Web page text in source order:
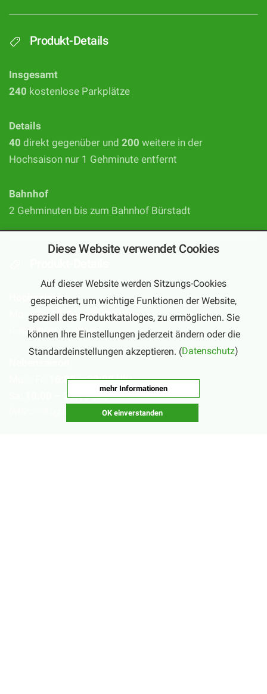
Produkt-Details
Insgesamt
240 kostenlose Parkplätze
Details
40 direkt gegenüber und 200 weitere in der
Hochsaison nur 1 Gehminute entfernt
Bahnhof
2 Gehminuten bis zum Bahnhof Bürstadt
Hochsaison
Mo – Sa:10:00 – 20:00 Uhr
(September – Februar)
16:00 – 20:00 Uhr
10:00 – 20:00 Uhr
Diese Website verwendet Cookies
Auf dieser Website werden Sitzungs-Cookies
gespeichert, um wichtige Funktionen der Website,
speziell des Produktkataloges, zu ermöglichen. Sie
können Ihre Einstellungen jederzeit ändern oder die
Standardeinstellungen akzeptieren. (Datenschutz)
mehr Informationen
OK einverstanden